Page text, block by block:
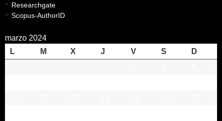
Researchgate
Scopus-AuthorID
marzo 2024
L
M X J V S
D